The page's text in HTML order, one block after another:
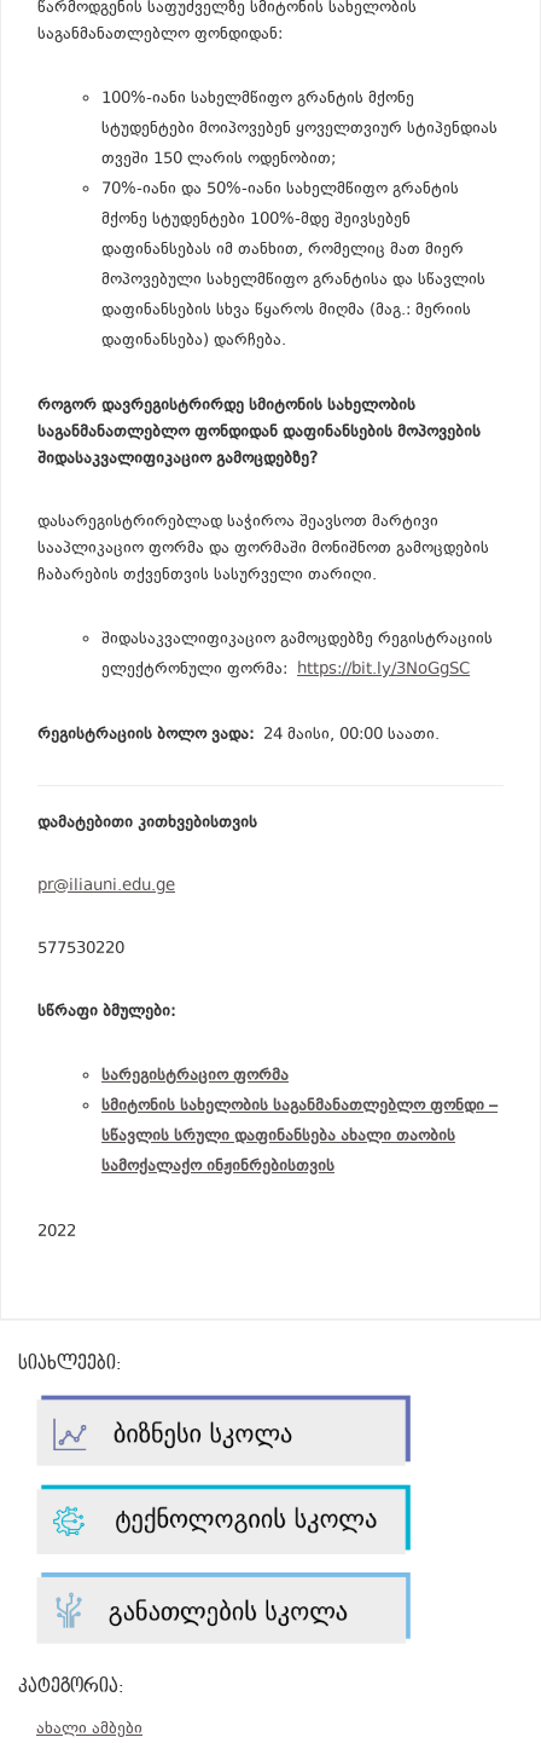
წარმოდგენის საფუძველზე სმიტონის სახელობის
საგანმანათლებლო ფონდიდან:
100%-იანი სახელმწიფო გრანტის მქონე
სტუდენტები მოიპოვებენ ყოველთვიურ სტიპენდიას
თვეში 150 ლარის ოდენობით;
70%-იანი და 50%-იანი სახელმწიფო გრანტის
მქონე სტუდენტები 100%-მდე შეივსებენ
დაფინანსებას იმ თანხით, რომელიც მათ მიერ
მოპოვებული სახელმწიფო გრანტისა და სწავლის
დაფინანსების სხვა წყაროს მიღმა (მაგ.: მერიის
დაფინანსება) დარჩება.
როგორ დავრეგისტრირდე სმიტონის სახელობის
საგანმანათლებლო ფონდიდან დაფინანსების მოპოვების
შიდასაკვალიფიკაციო გამოცდებზე?
დასარეგისტრირებლად საჭიროა შეავსოთ მარტივი
სააპლიკაციო ფორმა და ფორმაში მონიშნოთ გამოცდების
ჩაბარების თქვენთვის სასურველი თარიღი.
შიდასაკვალიფიკაციო გამოცდებზე რეგისტრაციის
ელექტრონული ფორმა: https://bit.ly/3NoGgSC
რეგისტრაციის ბოლო ვადა: 24 მაისი, 00:00 საათი.
დამატებითი კითხვებისთვის
pr@iliauni.edu.ge
577530220
სწრაფი ბმულები:
სარეგისტრაციო ფორმა
სმიტონის სახელობის საგანმანათლებლო ფონდი –
სწავლის სრული დაფინანსება ახალი თაობის
სამოქალაქო ინჟინრებისთვის
2022
სიახლეები:
კატეგორია:
ახალი ამბები